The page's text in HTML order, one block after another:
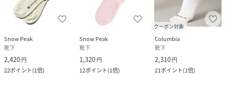
Snow Peak
靴下
2,420円
22ポイント(1倍)
Snow Peak
靴下
1,320円
12ポイント(1倍)
クーポン対象
Columbia
靴下
2,310円
21ポイント(1倍)